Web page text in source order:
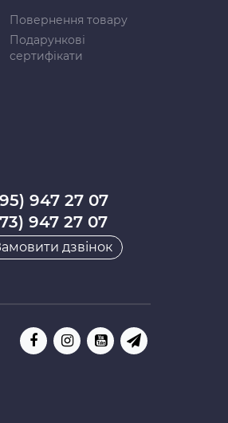
Повернення товару
Подарункові
сертифікати
947 27 07
947 27 07
дзвінок